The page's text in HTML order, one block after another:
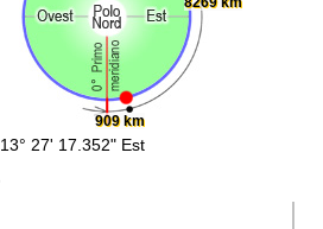
909 km
13° 27' 17.352" Est